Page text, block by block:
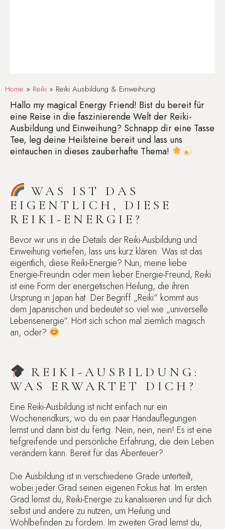
Home » Reiki » Reiki Ausbildung & Einweihung
Hallo my magical Energy Friend! Bist du bereit für
eine Reise in die faszinierende Welt der Reiki-
Ausbildung und Einweihung? Schnapp dir eine Tasse
Tee, leg deine Heilsteine bereit und lass uns
eintauchen in dieses zauberhafte Thema!
WAS IST DAS
EIGENTLICH, DIESE
REIKI-ENERGIE?
Bevor wir uns in die Details der Reiki-Ausbildung und
Einweihung vertiefen, lass uns kurz klären: Was ist das
eigentlich, diese Reiki-Energie? Nun, meine liebe
Energie-Freundin oder mein lieber Energie-Freund, Reiki
ist eine Form der energetischen Heilung, die ihren
Ursprung in Japan hat. Der Begriff „Reiki“ kommt aus
dem Japanischen und bedeutet so viel wie „universelle
Lebensenergie“. Hört sich schon mal ziemlich magisch
an, oder?
REIKI-AUSBILDUNG:
WAS ERWARTET DICH?
Eine Reiki-Ausbildung ist nicht einfach nur ein
Wochenendkurs, wo du ein paar Handauflegungen
lernst und dann bist du fertig. Nein, nein, nein! Es ist eine
tiefgreifende und persönliche Erfahrung, die dein Leben
verändern kann. Bereit für das Abenteuer?
Die Ausbildung ist in verschiedene Grade unterteilt,
wobei jeder Grad seinen eigenen Fokus hat. Im ersten
Grad lernst du, Reiki-Energie zu kanalisieren und für dich
selbst und andere zu nutzen, um Heilung und
Wohlbefinden zu fördern. Im zweiten Grad lernst du,